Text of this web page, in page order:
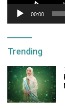
00:00
Trending